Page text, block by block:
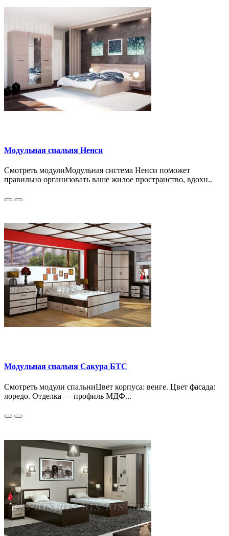
Модульная спальня Ненси
Смотреть модулиМодульная система Ненси поможет
правильно организовать ваше жилое пространство, вдохн..
Модульная спальня Сакура БТС
Смотреть модули спальниЦвет корпуса: венге. Цвет фасада:
лоредо. Отделка — профиль МДФ...